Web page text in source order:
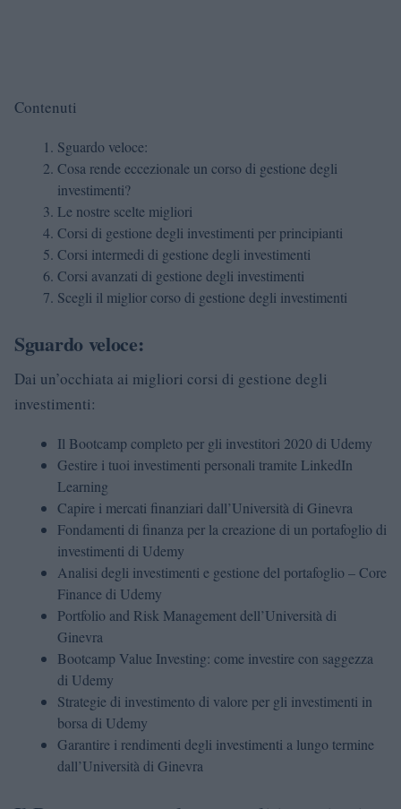
Contenuti
Sguardo veloce:
Cosa rende eccezionale un corso di gestione degli
investimenti?
Le nostre scelte migliori
Corsi di gestione degli investimenti per principianti
Corsi intermedi di gestione degli investimenti
Corsi avanzati di gestione degli investimenti
Scegli il miglior corso di gestione degli investimenti
Sguardo veloce:
Dai un’occhiata ai migliori corsi di gestione degli
investimenti:
Il Bootcamp completo per gli investitori 2020 di Udemy
Gestire i tuoi investimenti personali tramite LinkedIn
Learning
Capire i mercati finanziari dall’Università di Ginevra
Fondamenti di finanza per la creazione di un portafoglio di
investimenti di Udemy
Analisi degli investimenti e gestione del portafoglio – Core
Finance di Udemy
Portfolio and Risk Management dell’Università di
Ginevra
Bootcamp Value Investing: come investire con saggezza
di Udemy
Strategie di investimento di valore per gli investimenti in
borsa di Udemy
Garantire i rendimenti degli investimenti a lungo termine
dall’Università di Ginevra